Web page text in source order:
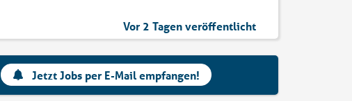
Vor 2 Tagen veröffentlicht
Jetzt Jobs per E-Mail empfangen!